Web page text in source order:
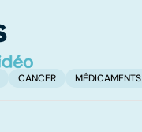
CANCER MÉDICAMENTS